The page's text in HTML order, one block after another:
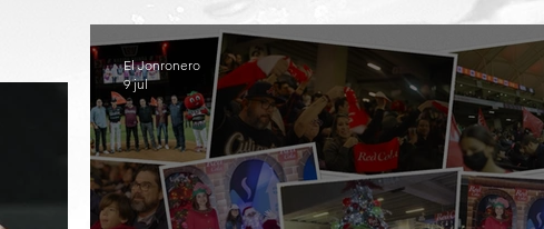
El Jonronero
9 jul